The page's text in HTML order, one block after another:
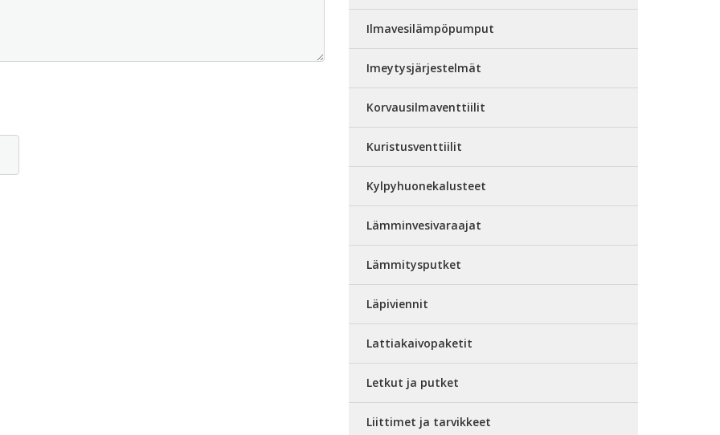
Ilmavesilämpöpumput
Imeytysjärjestelmät
Korvausilmaventtiilit
Kuristusventtiilit
Kylpyhuonekalusteet
Lämminvesivaraajat
Lämmitysputket
Läpiviennit
Lattiakaivopaketit
Letkut ja putket
Liittimet ja tarvikkeet